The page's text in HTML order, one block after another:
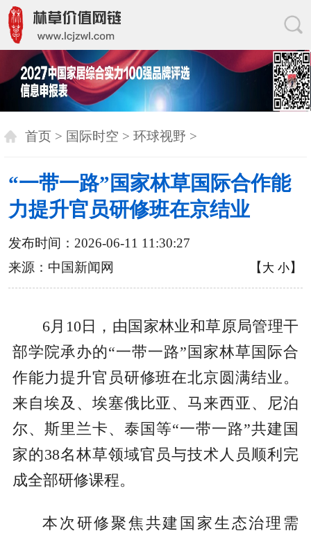
首页 > 国际时空 > 环球视野 >
“一带一路”国家林草国际合作能
力提升官员研修班在京结业
发布时间：2026-06-11 11:30:27
来源：中国新闻网
【 大 小】
6月10日，由国家林业和草原局管理干
部学院承办的“一带一路”国家林草国际合
作能力提升官员研修班在北京圆满结业。
来自埃及、埃塞俄比亚、马来西亚、尼泊
尔、斯里兰卡、泰国等“一带一路”共建国
家的38名林草领域官员与技术人员顺利完
成全部研修课程。
本次研修聚焦共建国家生态治理需